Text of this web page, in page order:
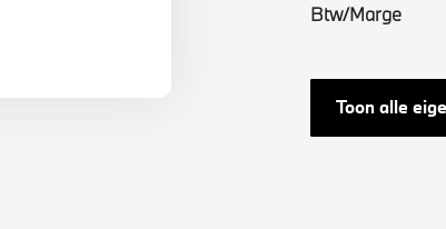
Btw/Marge
Toon alle